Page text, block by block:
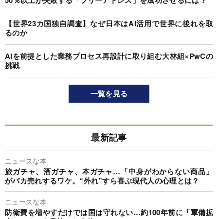
【世界23カ国独自調査】なぜ日本はAI活用で世界に後れを取
るのか
AIを前提とした業務プロセス再設計に取り組む大林組×PwCの
挑戦
一覧を見る
最新記事
ニュースな本
旅ガチャ、酒ガチャ、本ガチャ…「中身がわからない商品」
がバカ売れするワケ。“外れ”すら喜ぶ現代人の心理とは？
ニュースな本
防衛費を増やすだけでは国は守れない…約100年前に「軍備拡